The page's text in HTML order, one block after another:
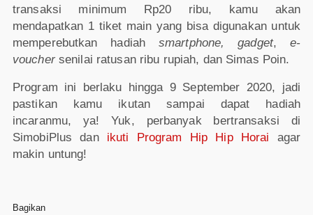
transaksi minimum Rp20 ribu, kamu akan
mendapatkan 1 tiket main yang bisa digunakan untuk
memperebutkan hadiah smartphone, gadget, e-
vouchersenilai ratusan ribu rupiah, dan Simas Poin.
Program ini berlaku hingga 9 September 2020, jadi
pastikan kamu ikutan sampai dapat hadiah
incaranmu, ya! Yuk, perbanyak bertransaksi di
SimobiPlus dan ikuti Program Hip Hip Horai agar
makin untung!
Bagikan